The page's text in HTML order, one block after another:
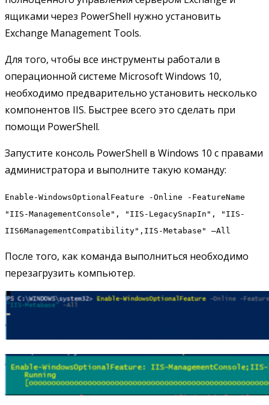
ящиками через PowerShell нужно установить
Exchange Management Tools.
Для того, чтобы все инструменты работали в
операционной системе Microsoft Windows 10,
необходимо предварительно установить несколько
компонентов IIS. Быстрее всего это сделать при
помощи PowerShell.
Запустите консоль PowerShell в Windows 10 с правами
администратора и выполните такую команду:
Enable-WindowsOptionalFeature -Online -FeatureName
"IIS-ManagementConsole", "IIS-LegacySnapIn", "IIS-
IIS6ManagementCompatibility",IIS-Metabase" –All
После того, как команда выполниться необходимо
перезагрузить компьютер.